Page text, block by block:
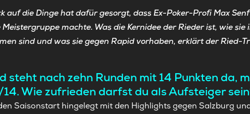
auf die Dinge hat dafür gesorgt, dass Ex-Poker-Profi Max
machte. Was die Kernidee der Rieder ist, wie sie
sind und was sie gegen Rapid vorhaben, erklärt der Ried-
steht nach zehn Runden mit 14 Punkten da,
Wie zufrieden darfst du als Aufsteiger
Saisonstart hingelegt mit den Highlights gegen Salzburg